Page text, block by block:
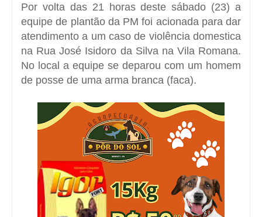
Por volta das 21 horas deste sábado (23) a
equipe de plantão da PM foi acionada para dar
atendimento a um caso de violência domestica
na Rua José Isidoro da Silva na Vila Romana.
No local a equipe se deparou com um homem
de posse de uma arma branca (faca).